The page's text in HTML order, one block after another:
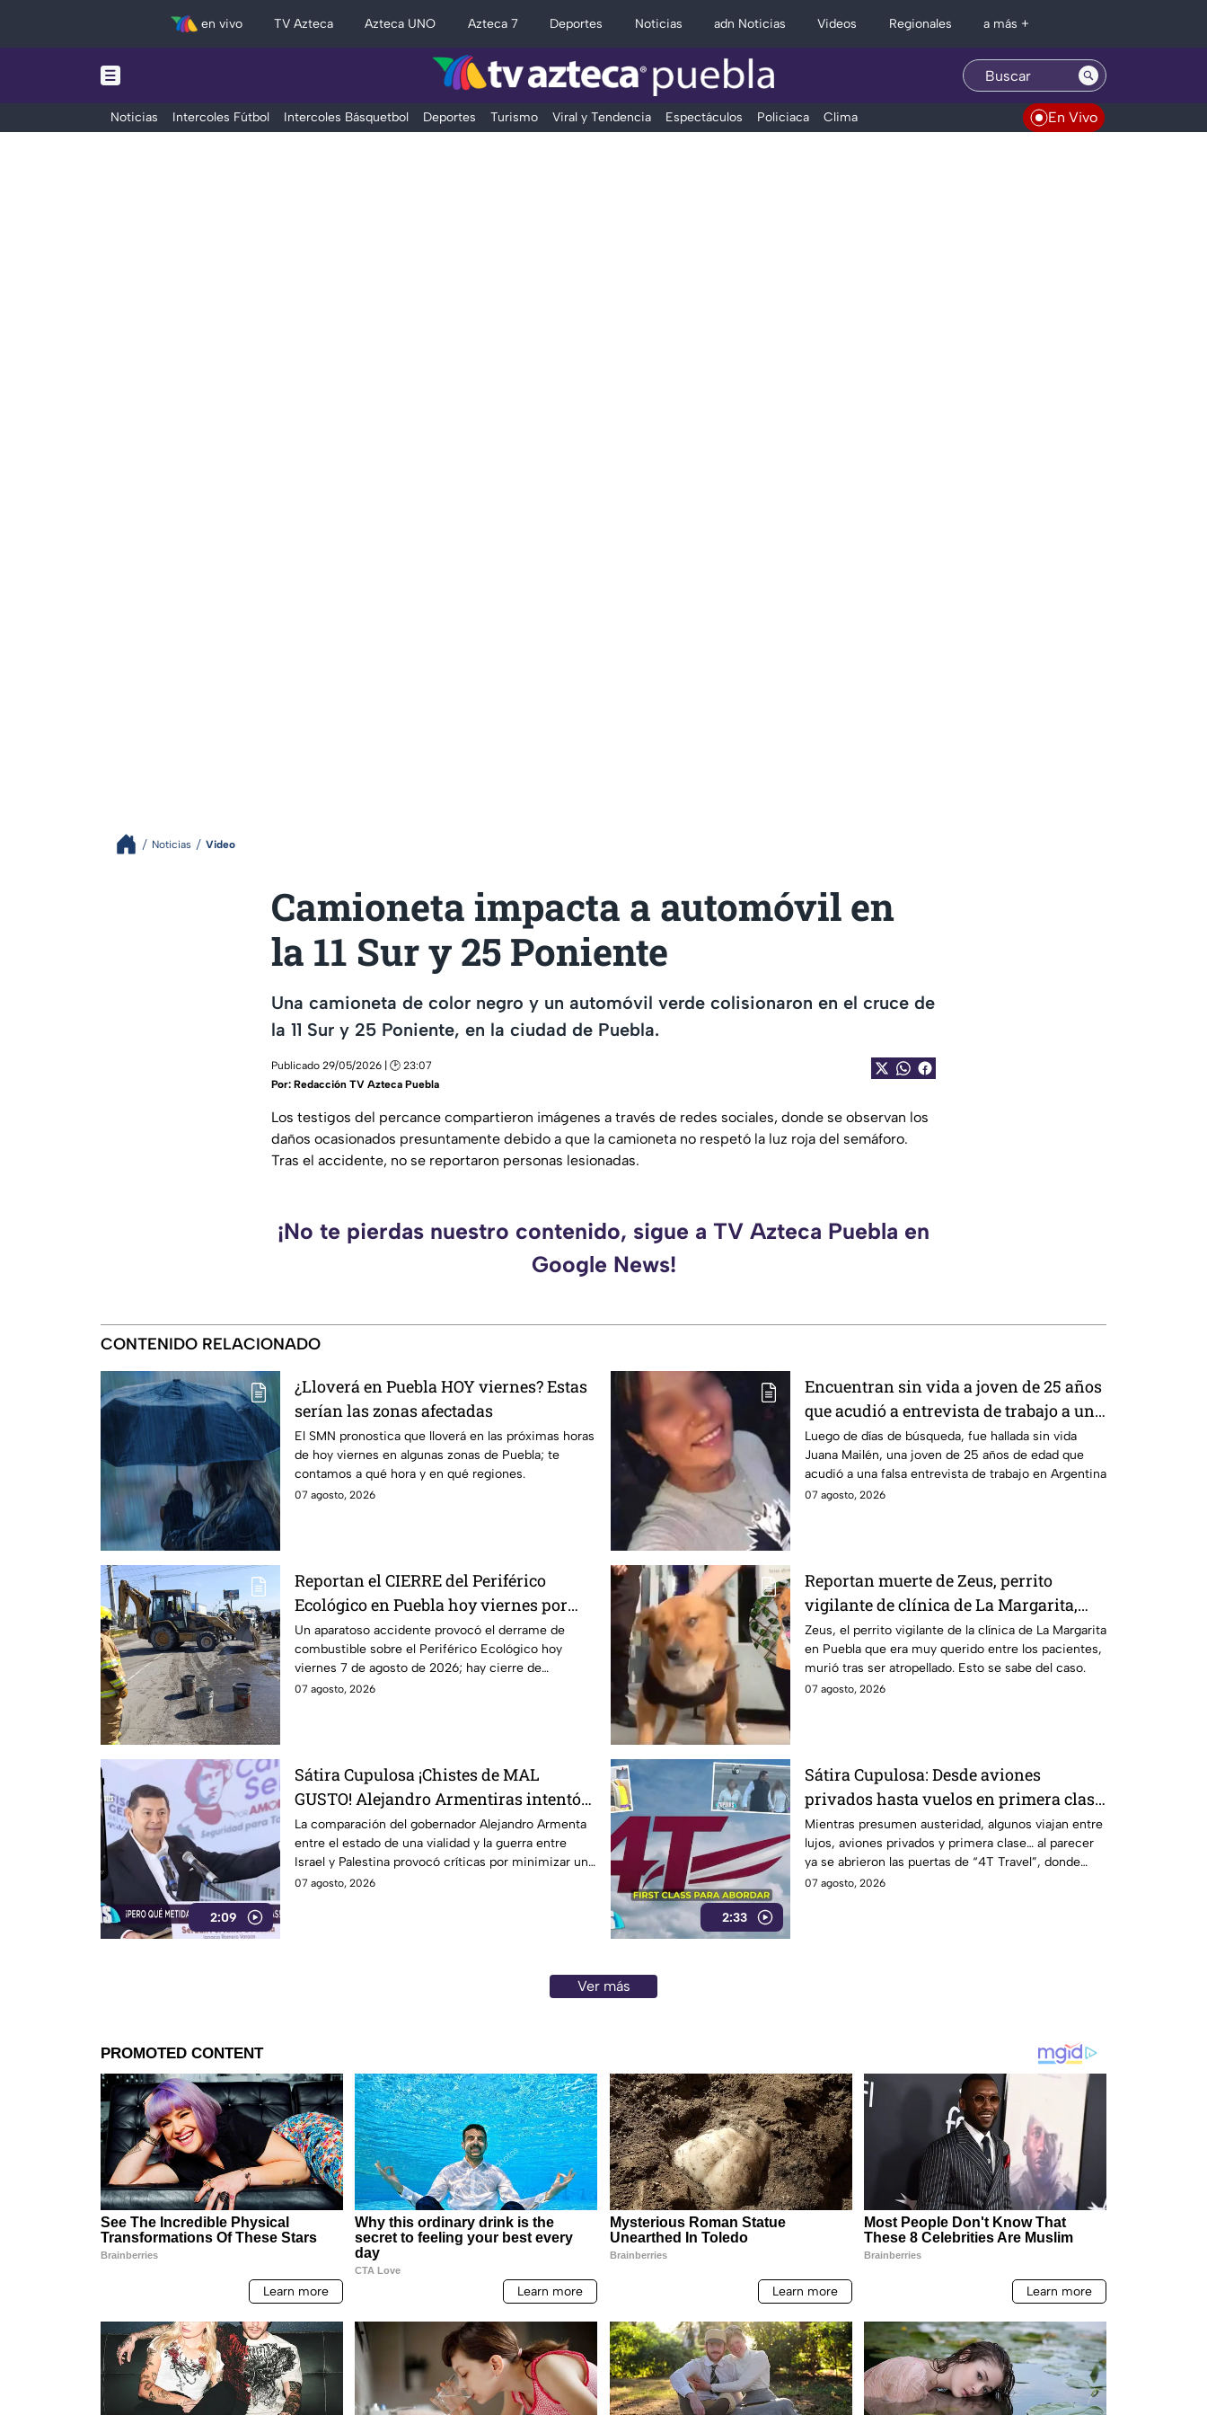
en vivo TV Azteca Azteca UNO Azteca 7 Deportes Noticias adn Noticias Videos Regionales a más +
Noticias Intercoles Fútbol Intercoles Básquetbol Deportes Turismo Viral y Tendencia Espectáculos Policiaca Clima En Vivo
Noticias Video
Camioneta impacta a automóvil en
la 11 Sur y 25 Poniente
Una camioneta de color negro y un automóvil verde colisionaron en el cruce de
la 11 Sur y 25 Poniente, en la ciudad de Puebla.
Publicado 29/05/2026 | 🕑 23:07
Por: Redacción TV Azteca Puebla
Los testigos del percance compartieron imágenes a través de redes sociales, donde se observan los
daños ocasionados presuntamente debido a que la camioneta no respetó la luz roja del semáforo.
Tras el accidente, no se reportaron personas lesionadas.
¡No te pierdas nuestro contenido, sigue a TV Azteca Puebla en
Google News!
CONTENIDO RELACIONADO
¿Lloverá en Puebla HOY viernes? Estas
serían las zonas afectadas
El SMN pronostica que lloverá en las próximas horas
de hoy viernes en algunas zonas de Puebla; te
contamos a qué hora y en qué regiones.
07 agosto, 2026
Encuentran sin vida a joven de 25 años
que acudió a entrevista de trabajo a un
balneario
Luego de días de búsqueda, fue hallada sin vida
Juana Mailén, una joven de 25 años de edad que
acudió a una falsa entrevista de trabajo en Argentina
07 agosto, 2026
Reportan el CIERRE del Periférico
Ecológico en Puebla hoy viernes por
derrame de combustible; vías alternas
Un aparatoso accidente provocó el derrame de
combustible sobre el Periférico Ecológico hoy
viernes 7 de agosto de 2026; hay cierre de
circulación.
07 agosto, 2026
Reportan muerte de Zeus, perrito
vigilante de clínica de La Margarita,
Puebla; fue atropellado
Zeus, el perrito vigilante de la clínica de La Margarita
en Puebla que era muy querido entre los pacientes,
murió tras ser atropellado. Esto se sabe del caso.
07 agosto, 2026
2:09
Sátira Cupulosa ¡Chistes de MAL
GUSTO! Alejandro Armentiras intentó
justificar los baches en Puebla
comparándolos con una tragedia
humanitaria
La comparación del gobernador Alejandro Armenta
entre el estado de una vialidad y la guerra entre
Israel y Palestina provocó críticas por minimizar un
conflicto que ha dejado decenas de miles de
07 agosto, 2026
2:33
Sátira Cupulosa: Desde aviones
privados hasta vuelos en primera clase,
así viajan los morenistas Alejandro
Armentiras y Jose Luis García Parra
Mientras presumen austeridad, algunos viajan entre
lujos, aviones privados y primera clase… al parecer
ya se abrieron las puertas de “4T Travel”, donde
volar sin pena parece ser el sello de la casa.
07 agosto, 2026
Ver más